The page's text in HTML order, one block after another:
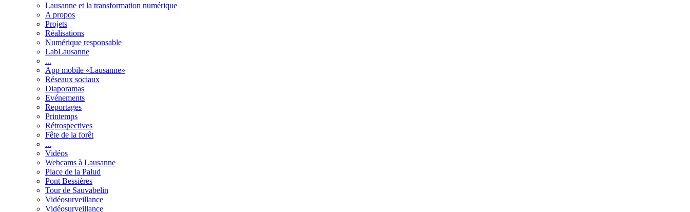
Lausanne et la transformation numérique
A propos
Projets
Réalisations
Numérique responsable
LabLausanne
...
App mobile «Lausanne»
Réseaux sociaux
Diaporamas
Evénements
Reportages
Printemps
Rétrospectives
Fête de la forêt
...
Vidéos
Webcams à Lausanne
Place de la Palud
Pont Bessières
Tour de Sauvabelin
Vidéosurveillance
Vidéosurveillance